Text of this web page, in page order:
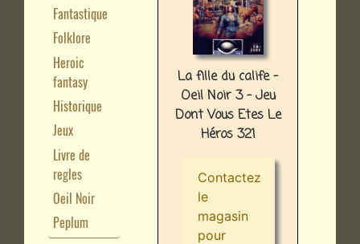
Fantastique
Folklore
Heroic
fantasy
Historique
Jeux
Livre de
regles
Oeil Noir
Peplum
La fille du calife -
Oeil Noir 3 - Jeu
Dont Vous Etes Le
Héros 321
Contactez
le
magasin
pour